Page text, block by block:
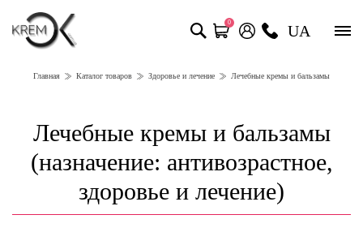
0 UA
Главная Каталог товаров Здоровье и лечение Лечебные кремы и бальзамы
Лечебные кремы и бальзамы
(назначение: антивозрастное,
здоровье и лечение)